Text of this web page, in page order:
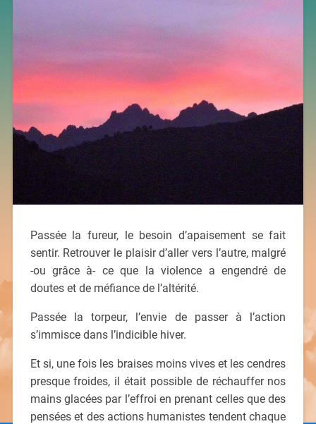
Passée la fureur, le besoin d’apaisement se fait
sentir. Retrouver le plaisir d’aller vers l’autre, malgré
-ou grâce à- ce que la violence a engendré de
doutes et de méfiance de l’altérité.
Passée la torpeur, l’envie de passer à l’action
s’immisce dans l’indicible hiver.
Et si, une fois les braises moins vives et les cendres
presque froides, il était possible de réchauffer nos
mains glacées par l’effroi en prenant celles que des
pensées et des actions humanistes tendent chaque